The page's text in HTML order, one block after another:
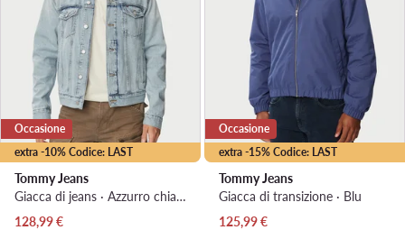
extra -10% Codice: LAST
Occasione
Tommy Jeans
Giacca di jeans · Azzurro chiaro
Prezzo attuale
128,99€
extra -15% Codice: LAST
Occasione
Tommy Jeans
Giacca di transizione · Blu
Prezzo attuale
125,99€